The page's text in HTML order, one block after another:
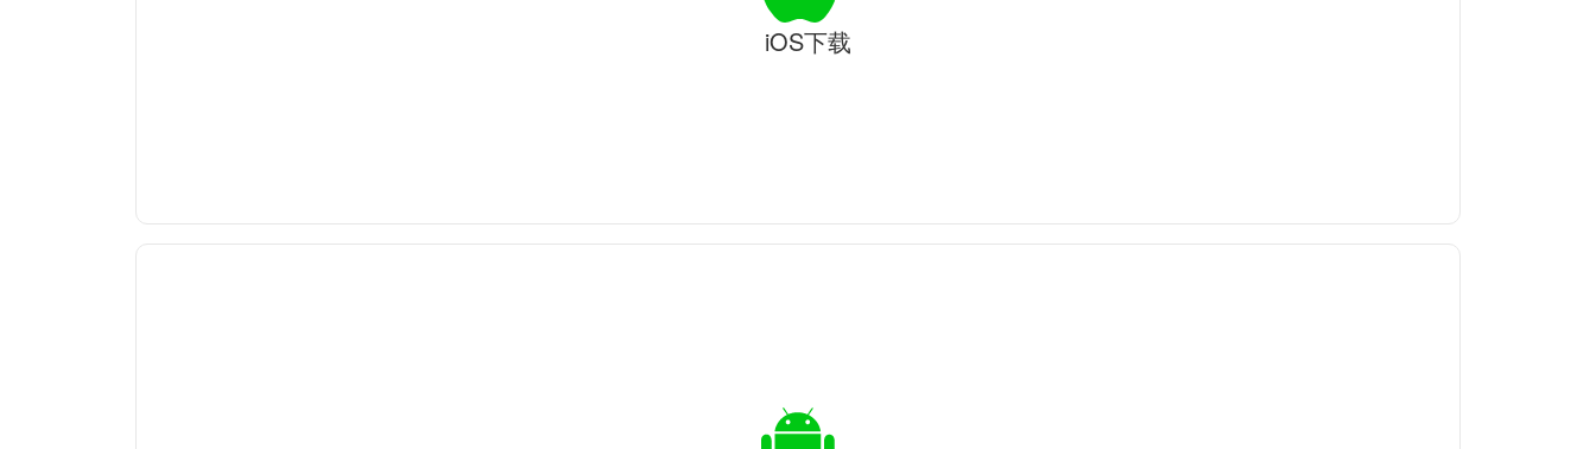
iOS下载